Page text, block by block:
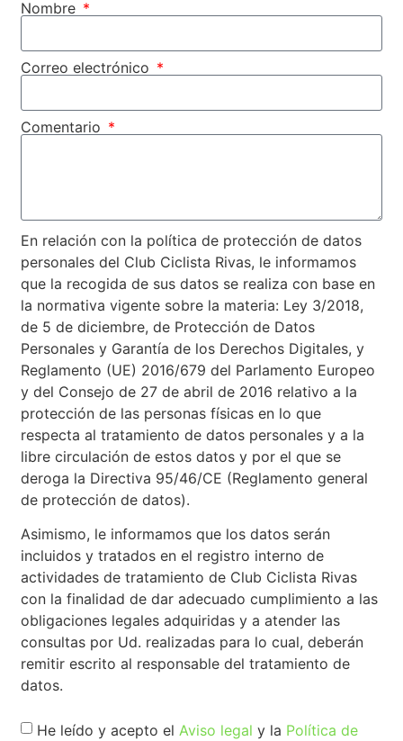
Nombre
Correo electrónico
Comentario
En relación con la política de protección de datos
personales del Club Ciclista Rivas, le informamos
que la recogida de sus datos se realiza con base en
la normativa vigente sobre la materia: Ley 3/2018,
de 5 de diciembre, de Protección de Datos
Personales y Garantía de los Derechos Digitales, y
Reglamento (UE) 2016/679 del Parlamento Europeo
y del Consejo de 27 de abril de 2016 relativo a la
protección de las personas físicas en lo que
respecta al tratamiento de datos personales y a la
libre circulación de estos datos y por el que se
deroga la Directiva 95/46/CE (Reglamento general
de protección de datos).
Asimismo, le informamos que los datos serán
incluidos y tratados en el registro interno de
actividades de tratamiento de Club Ciclista Rivas
con la finalidad de dar adecuado cumplimiento a las
obligaciones legales adquiridas y a atender las
consultas por Ud. realizadas para lo cual, deberán
remitir escrito al responsable del tratamiento de
datos.
He leído y acepto el Aviso legal y la Política de